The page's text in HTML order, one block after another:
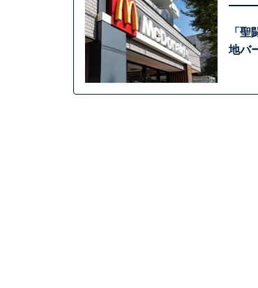
「
地バ